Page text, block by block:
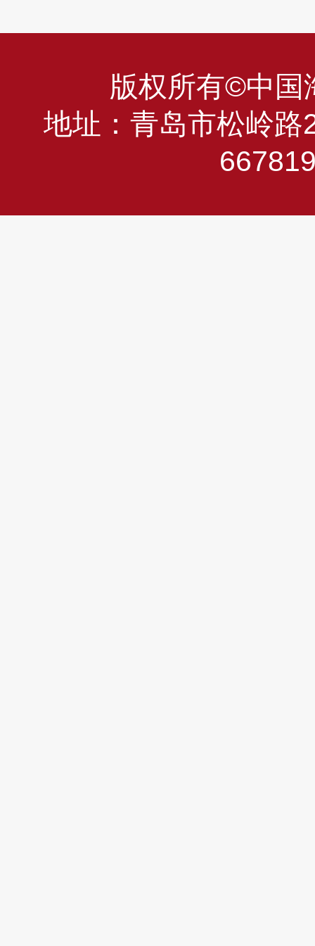
版权所有©中国
地址：青岛市松岭